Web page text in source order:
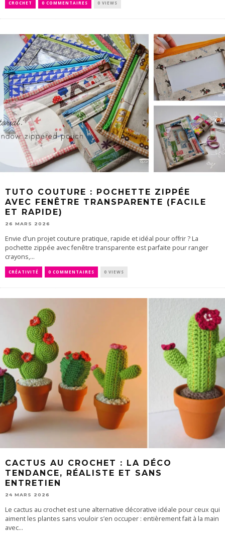
CROCHET 0 COMMENTAIRES 0 VIEWS
TUTO COUTURE : POCHETTE ZIPPÉE
AVEC FENÊTRE TRANSPARENTE (FACILE
ET RAPIDE)
26 MARS 2026
Envie d’un projet couture pratique, rapide et idéal pour offrir ? La
pochette zippée avec fenêtre transparente est parfaite pour ranger
crayons,...
CRÉATIVITÉ 0 COMMENTAIRES 0 VIEWS
CACTUS AU CROCHET : LA DÉCO
TENDANCE, RÉALISTE ET SANS
ENTRETIEN
24 MARS 2026
Le cactus au crochet est une alternative décorative idéale pour ceux qui
aiment les plantes sans vouloir s’en occuper : entièrement fait à la main
avec...